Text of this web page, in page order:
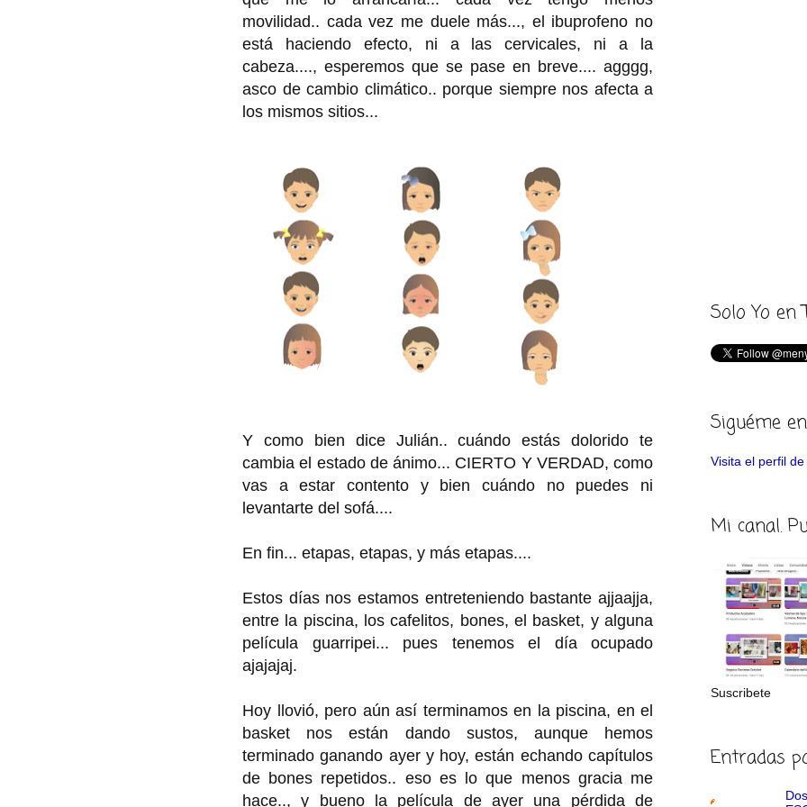
movilidad.. cada vez me duele más..., el ibuprofeno no
está haciendo efecto, ni a las cervicales, ni a la
cabeza...., esperemos que se pase en breve.... agggg,
asco de cambio climático.. porque siempre nos afecta a
los mismos sitios...
Y como bien dice Julián.. cuándo estás dolorido te
cambia el estado de ánimo... CIERTO Y VERDAD, como
vas a estar contento y bien cuándo no puedes ni
levantarte del sofá....
En fin... etapas, etapas, y más etapas....
Estos días nos estamos entreteniendo bastante ajjaajja,
entre la piscina, los cafelitos, bones, el basket, y alguna
película guarripei... pues tenemos el día ocupado
ajajajaj.
Hoy llovió, pero aún así terminamos en la piscina, en el
basket nos están dando sustos, aunque hemos
terminado ganando ayer y hoy, están echando capítulos
de bones repetidos.. eso es lo que menos gracia me
hace.., y bueno la película de ayer una pérdida de
Solo Yo en
Siguéme
Visita el perfil
Mi canal.
Suscribete
Entradas